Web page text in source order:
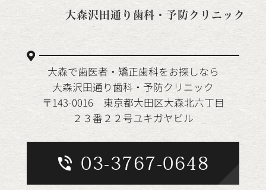
大森沢田通り歯科・予防クリニック
大森で歯医者・矯正歯科をお探しなら
大森沢田通り歯科・予防クリニック
〒143-0016 東京都大田区大森北六丁目
２３番２２号ユキガヤビル
03-3767-0648